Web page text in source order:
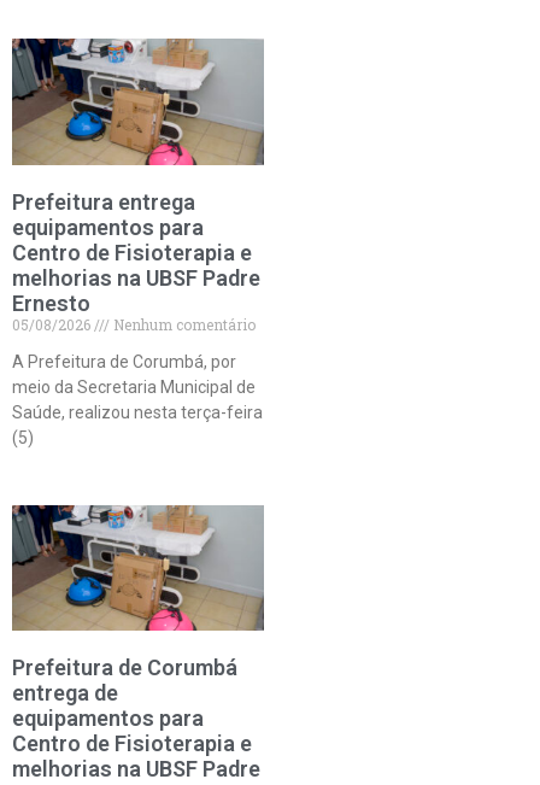
Prefeitura entrega
equipamentos para
Centro de Fisioterapia e
melhorias na UBSF Padre
Ernesto
05/08/2026
Nenhum comentário
A Prefeitura de Corumbá, por
meio da Secretaria Municipal de
Saúde, realizou nesta terça-feira
(5)
Prefeitura de Corumbá
entrega de
equipamentos para
Centro de Fisioterapia e
melhorias na UBSF Padre